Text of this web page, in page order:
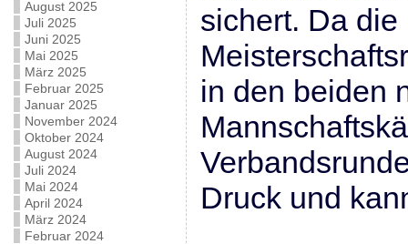
August 2025
Juli 2025
Juni 2025
Mai 2025
März 2025
Februar 2025
Januar 2025
November 2024
Oktober 2024
August 2024
Juli 2024
Mai 2024
April 2024
März 2024
Februar 2024
sichert. Da
in den beiden
Druck und